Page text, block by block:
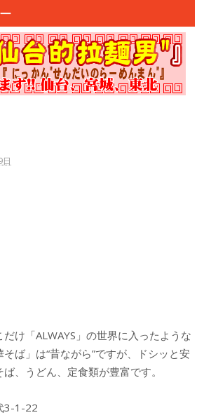
け「ALWAYS」の世界に入ったような
ば」は“昔ながら”ですが、ドシッと安
、うどん、定食類が豊富です。
3-1-22